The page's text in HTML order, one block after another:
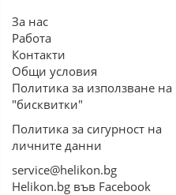
За нас
Работа
Контакти
Общи условия
Политика за използване на
"бисквитки"
Политика за сигурност на
личните данни
service@helikon.bg
Helikon.bg във Facebook